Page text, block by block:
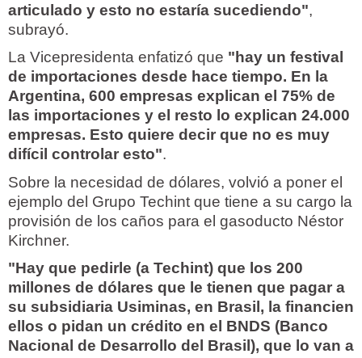
articulado y esto no estaría sucediendo",
subrayó.
La Vicepresidenta enfatizó que "hay un festival
de importaciones desde hace tiempo. En la
Argentina, 600 empresas explican el 75% de
las importaciones y el resto lo explican 24.000
empresas. Esto quiere decir que no es muy
difícil controlar esto".
Sobre la necesidad de dólares, volvió a poner el
ejemplo del Grupo Techint que tiene a su cargo la
provisión de los caños para el gasoducto Néstor
Kirchner.
"Hay que pedirle (a Techint) que los 200
millones de dólares que le tienen que pagar a
su subsidiaria Usiminas, en Brasil, la financien
ellos o pidan un crédito en el BNDS (Banco
Nacional de Desarrollo del Brasil), que lo van a